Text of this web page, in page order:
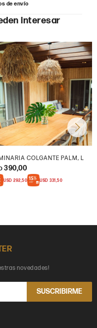
de envío
interesar
COLGANTE PALM, L
390,00
USD 292,50 USD 331,50
novedades!
SUSCRIBIRME